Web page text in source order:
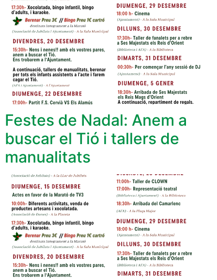
Festes de Nadal: Anem a
buscar el Tió i tallers de
manualitats